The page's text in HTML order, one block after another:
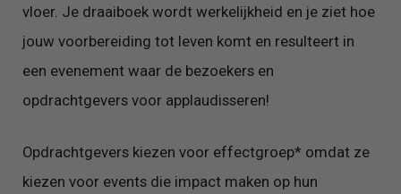
vloer. Je draaiboek wordt werkelijkheid en je ziet hoe
jouw voorbereiding tot leven komt en resulteert in
een evenement waar de bezoekers en
opdrachtgevers voor applaudisseren!
Opdrachtgevers kiezen voor effectgroep* omdat ze
kiezen voor events die impact maken op hun